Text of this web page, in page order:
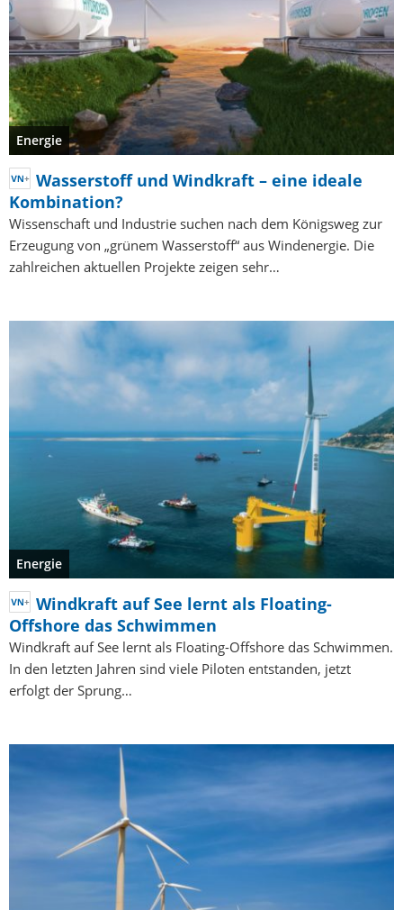
Energie
Wasserstoff und Windkraft – eine ideale
Kombination?
Wissenschaft und Industrie suchen nach dem Königsweg zur
Erzeugung von „grünem Wasserstoff“ aus Windenergie. Die
zahlreichen aktuellen Projekte zeigen sehr…
Energie
Windkraft auf See lernt als Floating-
Offshore das Schwimmen
Windkraft auf See lernt als Floating-Offshore das Schwimmen.
In den letzten Jahren sind viele Piloten entstanden, jetzt
erfolgt der Sprung…